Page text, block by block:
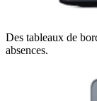
Des tableaux de
absences.